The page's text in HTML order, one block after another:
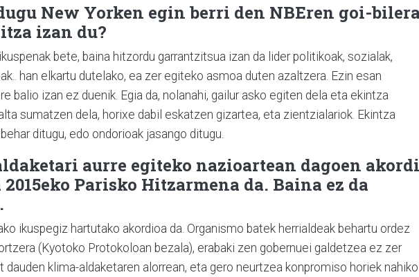
New Yorken egin berri den NBEren goi-
izan du?
bete, baina hitzordu garrantzitsua izan da lider politikoak, sozialak,
han elkartu dutelako, ea zer egiteko asmoa duten azaltzera. Ezin esan
balio izan ez duenik. Egia da, nolanahi, gailur asko egiten dela eta ekintza
sumatzen dela, horixe dabil eskatzen gizartea, eta zientzialariok. Ekintza
ditugu, edo ondorioak jasango ditugu.
aurre egiteko nazioartean dagoen
Parisko Hitzarmena da. Baina ez da
ikuspegiz hartutako akordioa da. Organismo batek herrialdeak behartu ordez
(Kyotoko Protokoloan bezala), erabaki zen gobernuei galdetzea ez zer
dauden klima-aldaketaren alorrean, eta gero neurtzea konpromiso horiek